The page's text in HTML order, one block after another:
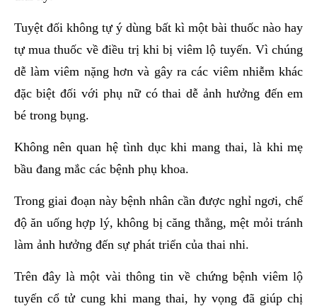
Tuyệt đối không tự ý dùng bất kì một bài thuốc nào hay
tự mua thuốc về điều trị khi bị viêm lộ tuyến. Vì chúng
dễ làm viêm nặng hơn và gây ra các viêm nhiễm khác
đặc biệt đối với phụ nữ có thai dễ ảnh hưởng đến em
bé trong bụng.
Không nên quan hệ tình dục khi mang thai, là khi mẹ
bầu đang mắc các bệnh phụ khoa.
Trong giai đoạn này bệnh nhân cần được nghỉ ngơi, chế
độ ăn uống hợp lý, không bị căng thẳng, mệt mỏi tránh
làm ảnh hưởng đến sự phát triển của thai nhi.
Trên đây là một vài thông tin về chứng bệnh viêm lộ
tuyến cổ tử cung khi mang thai, hy vọng đã giúp chị